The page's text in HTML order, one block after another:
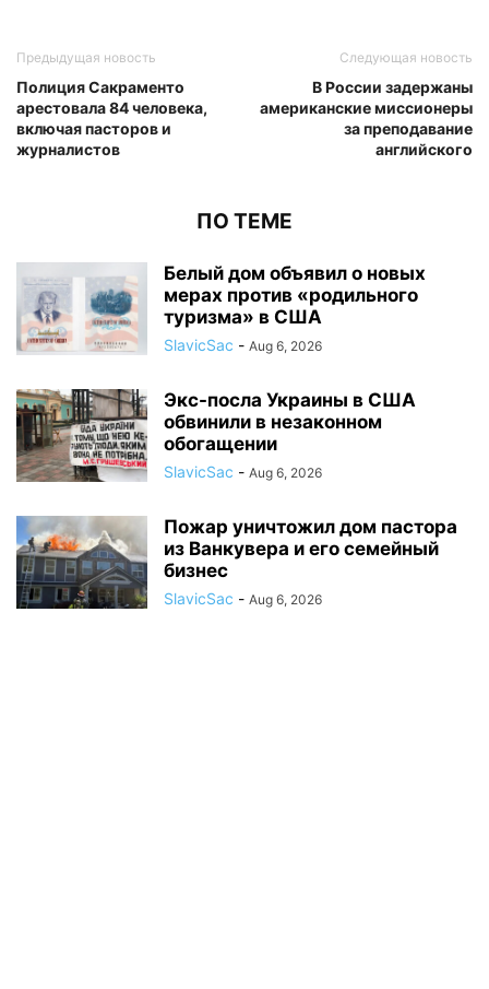
Предыдущая новость
Полиция Сакраменто
арестовала 84 человека,
включая пасторов и
журналистов
Следующая новость
В России задержаны
американские миссионеры
за преподавание
английского
ПО ТЕМЕ
Белый дом объявил о новых
мерах против «родильного
туризма» в США
SlavicSac - Aug 6, 2026
Экс-посла Украины в США
обвинили в незаконном
обогащении
SlavicSac - Aug 6, 2026
Пожар уничтожил дом пастора
из Ванкувера и его семейный
бизнес
SlavicSac - Aug 6, 2026